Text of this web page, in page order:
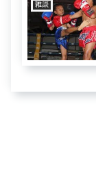
雑談